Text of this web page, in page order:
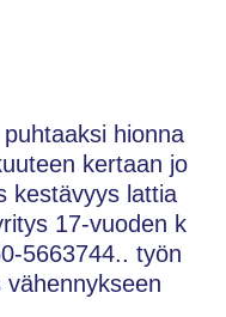
hionna
kertaan jo
kestävyys lattia
17-vuoden k
5663744.. työn